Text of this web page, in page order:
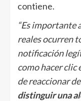
contiene.
“Es importante
reales ocurren
notificación
como hacer clic
de reaccionar
distinguir una